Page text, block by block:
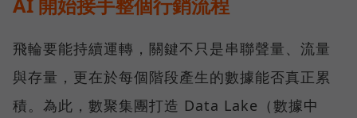
飛輪要能持續運轉，關鍵不只是串聯聲量、流量
與存量，更在於每個階段產生的數據能否真正累
積。為此，數聚集團打造 Data Lake（數據中